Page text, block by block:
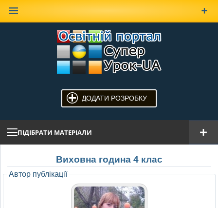
ДОДАТИ РОЗРОБКУ
ПІДІБРАТИ МАТЕРІАЛИ
Виховна година 4 клас
Автор публікації